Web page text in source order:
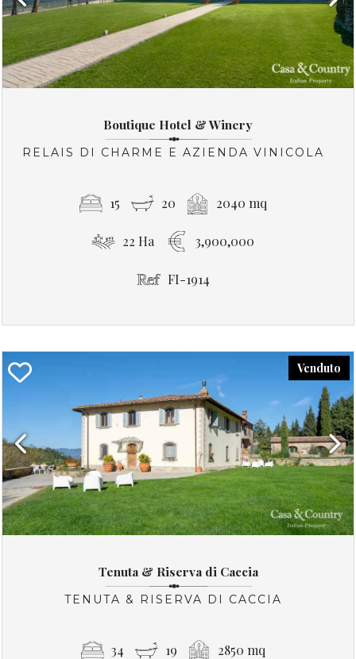
Boutique Hotel & Winery
RELAIS DI CHARME E AZIENDA VINICOLA
15 20 2040 mq
22 Ha 3,900,000
FI-1914
Venduto
Next
Tenuta & Riserva di Caccia
TENUTA & RISERVA DI CACCIA
34 19 2850 mq